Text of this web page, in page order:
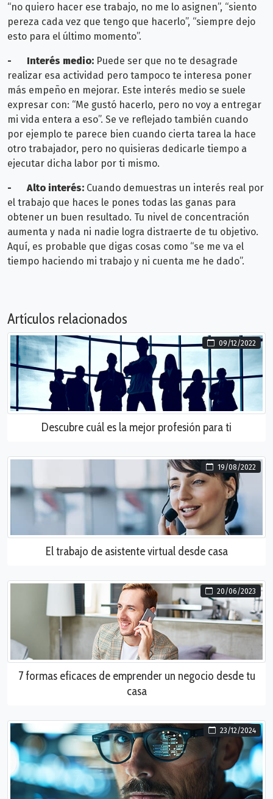
“no quiero hacer ese trabajo, no me lo asignen”, “siento
pereza cada vez que tengo que hacerlo”, “siempre dejo
esto para el último momento”.
- Interés medio: Puede ser que no te desagrade
realizar esa actividad pero tampoco te interesa poner
más empeño en mejorar. Este interés medio se suele
expresar con: “Me gustó hacerlo, pero no voy a entregar
mi vida entera a eso”. Se ve reflejado también cuando
por ejemplo te parece bien cuando cierta tarea la hace
otro trabajador, pero no quisieras dedicarle tiempo a
ejecutar dicha labor por ti mismo.
- Alto interés: Cuando demuestras un interés real por
el trabajo que haces le pones todas las ganas para
obtener un buen resultado. Tu nivel de concentración
aumenta y nada ni nadie logra distraerte de tu objetivo.
Aquí, es probable que digas cosas como “se me va el
tiempo haciendo mi trabajo y ni cuenta me he dado”.
Artículos relacionados
09/12/2022
Descubre cuál es la mejor profesión para ti
19/08/2022
El trabajo de asistente virtual desde casa
20/06/2023
7 formas eficaces de emprender un negocio desde tu
casa
23/12/2024